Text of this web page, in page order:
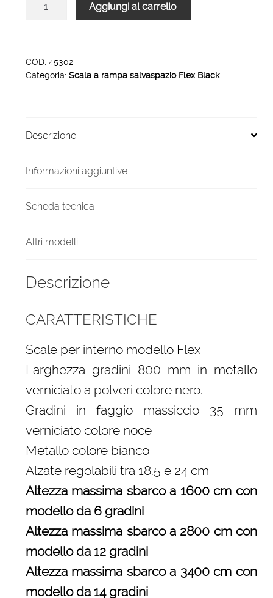
interni
ad
Black
gradini
quantità
Aggiungi al carrello
COD: 45302
Categoria: Scala a rampa salvaspazio Flex Black
Descrizione
Informazioni aggiuntive
Scheda tecnica
Altri modelli
Descrizione
CARATTERISTICHE
Scale per interno modello Flex
Larghezza gradini 800 mm in metallo
verniciato a polveri colore nero.
Gradini in faggio massiccio 35 mm
verniciato colore noce
Metallo colore bianco
Alzate regolabili tra 18.5 e 24 cm
Altezza massima sbarco a 1600 cm con
modello da 6 gradini
Altezza massima sbarco a 2800 cm con
modello da 12 gradini
Altezza massima sbarco a 3400 cm con
modello da 14 gradini